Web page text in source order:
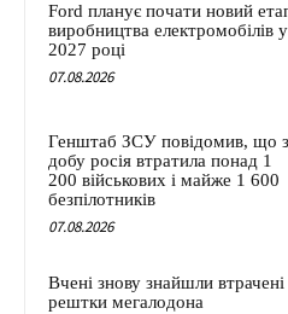
Ford планує почати новий
виробництва електромобілів у
2027 році
07.08.2026
Генштаб ЗСУ повідомив, що
добу росія втратила понад 1
200 військових і майже 1 600
безпілотників
07.08.2026
Вчені знову знайшли втрачені
рештки мегалодона